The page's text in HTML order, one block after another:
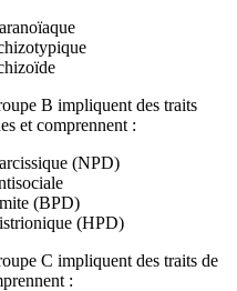
B impliquent des traits
et comprennent :
(NPD)
(BPD)
(HPD)
C impliquent des traits de
: